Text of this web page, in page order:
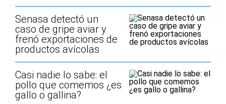
Senasa detectó un
caso de gripe aviar y
frenó exportaciones de
productos avícolas
Casi nadie lo sabe: el
pollo que comemos ¿es
gallo o gallina?